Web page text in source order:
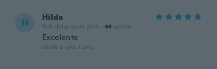
H Hilda
Rok dołączenia 2015 · 44 opinie
Excelente
około 3 roku temu